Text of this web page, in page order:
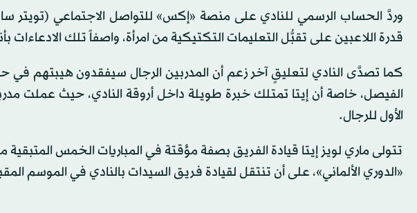
وردَّ الحساب الرسمي للنادي على منصة «إكس» للتواصل الاجتماعي
قدرة اللاعبين على تقبُّل التعليمات التكتيكية من امرأة، واصفاً تلك
كما تصدَّى النادي لتعليقٍ آخر زعم أن المدربين الرجال سيفقدون هيبتهم في
الأول للرجال.
تتولى ماري لويز إيتا قيادة الفريق بصفة مؤقتة في المباريات الخمس
«الدوري الألماني»، على أن تنتقل لقيادة فريق السيدات بالنادي في الموسم